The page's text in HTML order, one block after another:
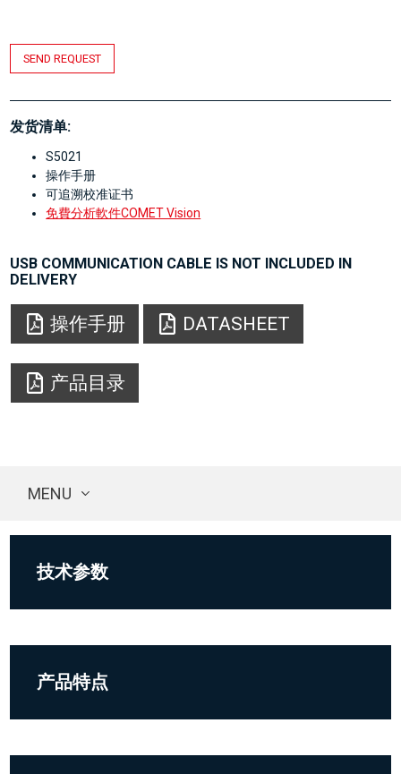
SEND REQUEST
发货清单:
S5021
操作手册
可追溯校准证书
免費分析軟件COMET Vision
USB COMMUNICATION CABLE IS NOT INCLUDED IN
DELIVERY
操作手册 DATASHEET
产品目录
MENU
技术参数
产品特点